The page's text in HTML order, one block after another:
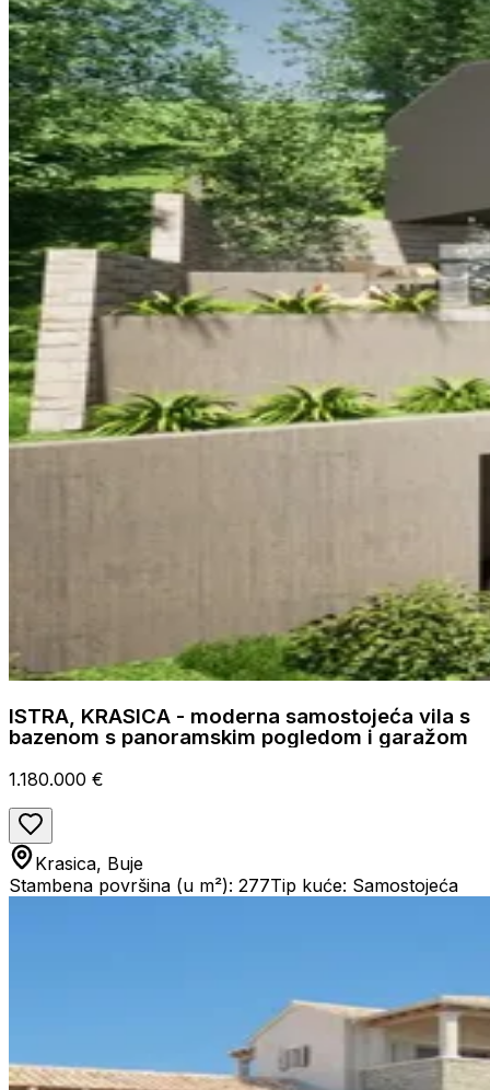
ISTRA, KRASICA - moderna samostojeća vila s
bazenom s panoramskim pogledom i garažom
1.180.000 €
Krasica, Buje
Stambena površina (u m²): 277Tip kuće: Samostojeća